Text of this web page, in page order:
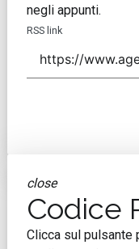
negli appunti.
RSS link
close
Codice
Clicca sul pulsante